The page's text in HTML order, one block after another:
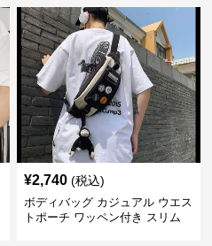
¥2,740 (税込)
ボディバッグ カジュアル ウエス
トポーチ ワッペン付き スリム